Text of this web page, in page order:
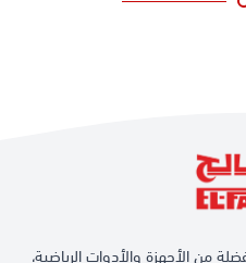
من الأجهزة والأدوات الرياضية،